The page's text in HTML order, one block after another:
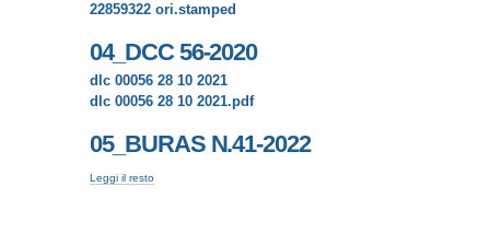
22859322 ori.stamped
04_DCC 56-2020
dlc 00056 28 10 2021
dlc 00056 28 10 2021.pdf
05_BURAS N.41-2022
05_BURAS
Leggi il resto